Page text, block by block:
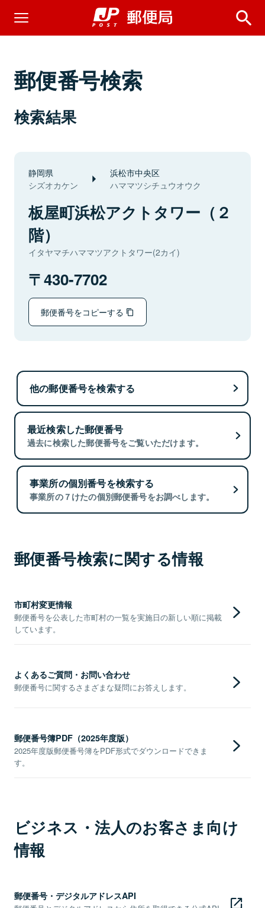
郵便番号検索
検索結果
静岡県
シズオカケン
浜松市中央区
ハママツシチュウオウク
板屋町浜松アクトタワー（２
階）
イタヤマチハママツアクトタワー(2カイ)
430-7702
郵便番号をコピーする
他の郵便番号を検索する
最近検索した郵便番号
過去に検索した郵便番号をご覧いただけます。
事業所の個別番号を検索する
事業所の７けたの個別郵便番号をお調べします。
郵便番号検索に関する情報
市町村変更情報
郵便番号を公表した市町村の一覧を実施日の新しい順に掲載
しています。
よくあるご質問・お問い合わせ
郵便番号に関するさまざまな疑問にお答えします。
郵便番号簿PDF（2025年度版）
2025年度版郵便番号簿をPDF形式でダウンロードできま
す。
ビジネス・法人のお客さま向け
情報
郵便番号・デジタルアドレスAPI